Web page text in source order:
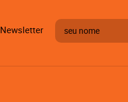
Newsletter